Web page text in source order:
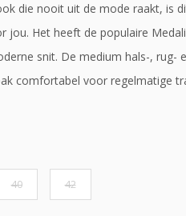
die nooit uit de mode raakt, is
jou. Het heeft de populaire
snit. De medium hals-, rug-
comfortabel voor regelmatige
40 42